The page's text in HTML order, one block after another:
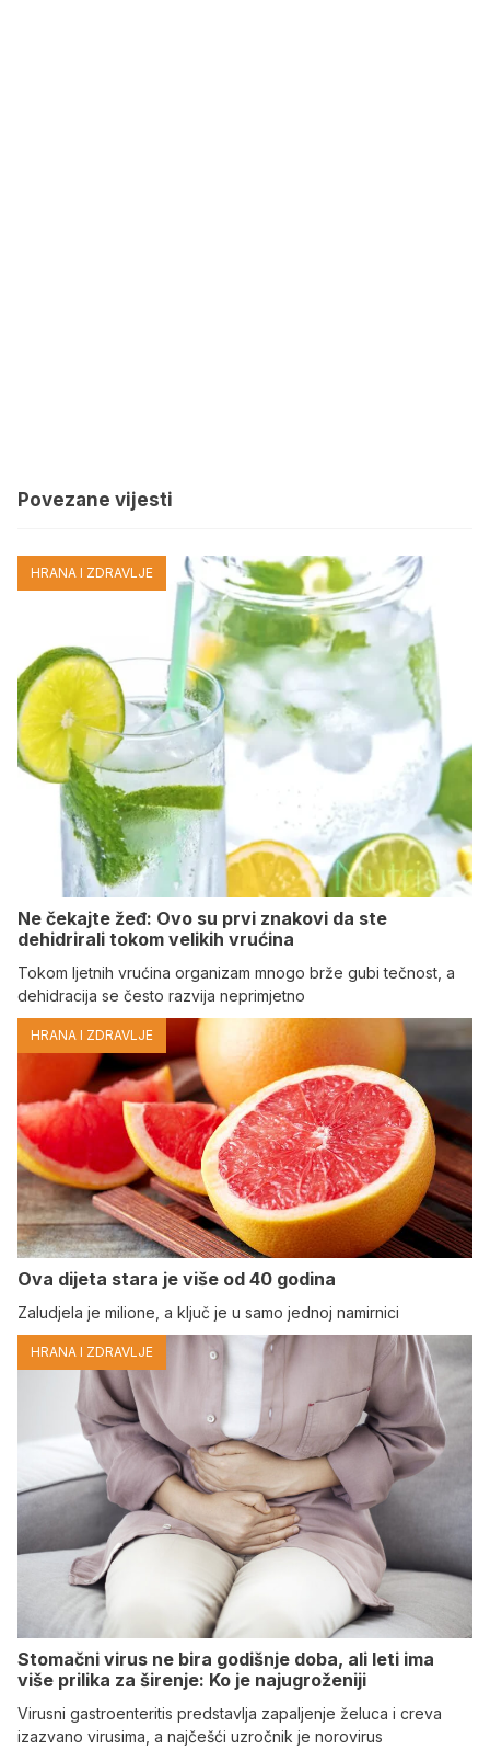
Povezane vijesti
HRANA I ZDRAVLJE
Ne čekajte žeđ: Ovo su prvi znakovi da ste
dehidrirali tokom velikih vrućina
Tokom ljetnih vrućina organizam mnogo brže gubi tečnost, a
dehidracija se često razvija neprimjetno
HRANA I ZDRAVLJE
Ova dijeta stara je više od 40 godina
Zaludjela je milione, a ključ je u samo jednoj namirnici
HRANA I ZDRAVLJE
Stomačni virus ne bira godišnje doba, ali leti ima
više prilika za širenje: Ko je najugroženiji
Virusni gastroenteritis predstavlja zapaljenje želuca i creva
izazvano virusima, a najčešći uzročnik je norovirus